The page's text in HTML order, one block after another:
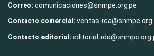
Correo: comunicaciones@snmpe.org.pe
Contacto comercial: ventas-
Contacto editorial: editorial-